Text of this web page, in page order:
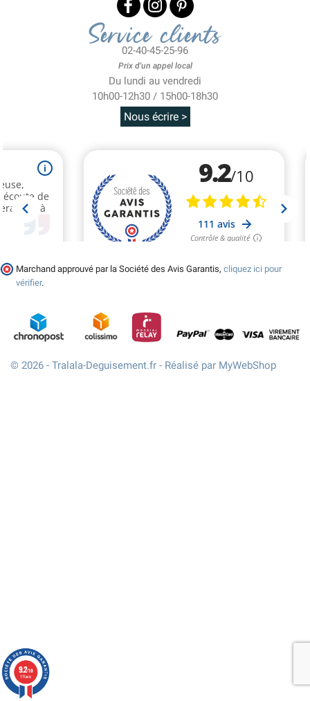
Service clients
02-40-45-25-96
Prix d'un appel local
Du lundi au vendredi
10h00-12h30 / 15h00-18h30
Nous écrire >
Marchand approuvé par la Société des Avis Garantis, cliquez ici pour
vérifier.
© 2026 - Tralala-Deguisement.fr - Réalisé par MyWebShop
9.2/10
111 avis